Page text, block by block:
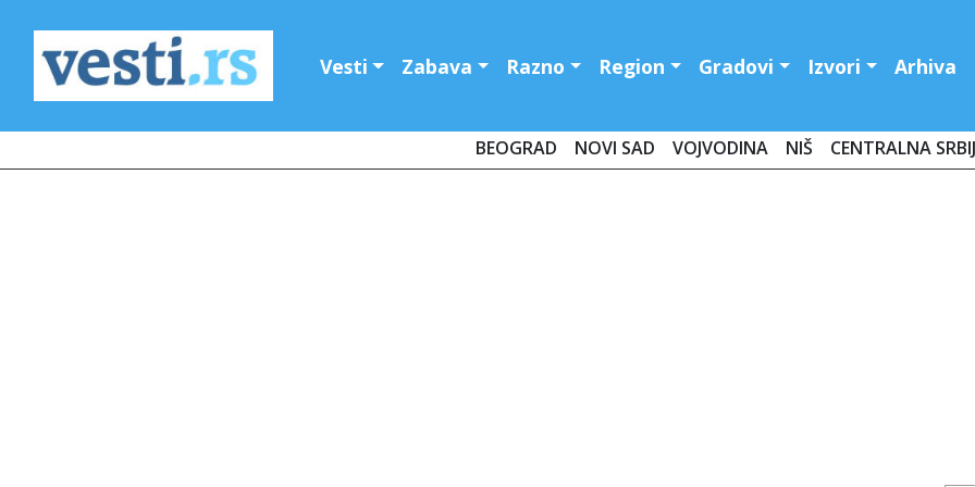
Vesti Zabava Razno Region Gradovi Izvori Arhiva
BEOGRAD NOVI SAD VOJVODINA NIŠ CENTRALNA